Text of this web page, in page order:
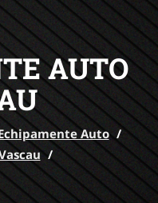
AUTO
Auto /
/